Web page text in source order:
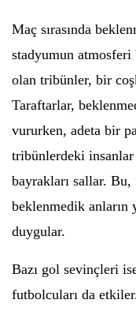
Maç sırasında
stadyumun atmosferi
olan tribünler, bir
Taraftarlar,
vururken, adeta bir
tribünlerdeki insanlar
bayrakları sallar.
beklenmedik anların
duygular.
Bazı gol sevinçleri
futbolcuları da